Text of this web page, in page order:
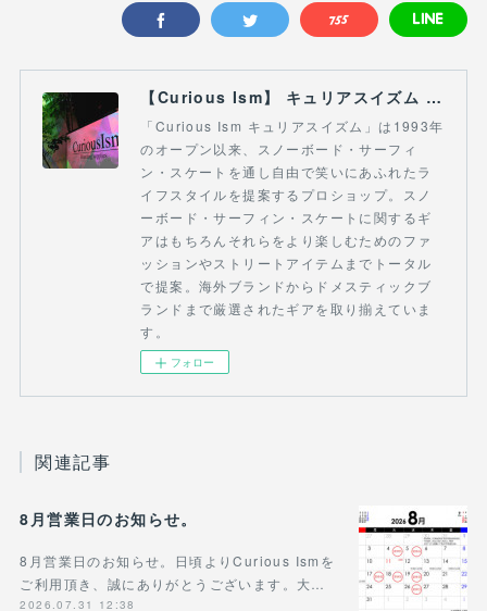
【Curious Ism】 キュリアスイズム l スノーボードショップ サーフショップ 福島県 会津若松市 郡山市 通販
「Curious Ism キュリアスイズム」は1993年
のオープン以来、スノーボード・サーフィ
ン・スケートを通し自由で笑いにあふれたラ
イフスタイルを提案するプロショップ。スノ
ーボード・サーフィン・スケートに関するギ
アはもちろんそれらをより楽しむためのファ
ッションやストリートアイテムまでトータル
で提案。海外ブランドからドメスティックブ
ランドまで厳選されたギアを取り揃えていま
す。
フォロー
関連記事
8月営業日のお知らせ。
8月営業日のお知らせ。日頃よりCurious Ismを
ご利用頂き、誠にありがとうございます。大…
2026.07.31 12:38